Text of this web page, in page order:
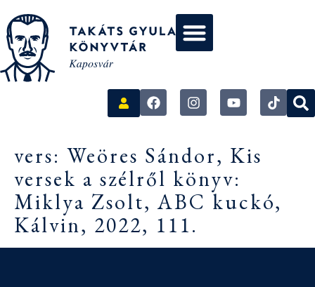
vers: Weöres Sándor, Kis
versek a szélről könyv:
Miklya Zsolt, ABC kuckó,
Kálvin, 2022, 111.